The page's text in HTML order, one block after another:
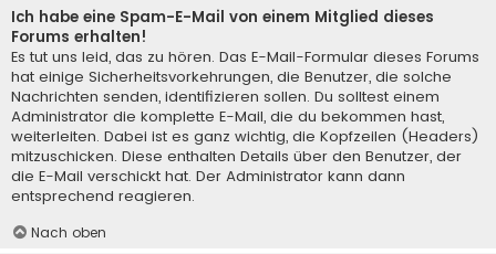
Ich habe eine Spam-E-Mail von einem Mitglied dieses
Forums erhalten!
Es tut uns leid, das zu hören. Das E-Mail-Formular dieses Forums
hat einige Sicherheitsvorkehrungen, die Benutzer, die solche
Nachrichten senden, identifizieren sollen. Du solltest einem
Administrator die komplette E-Mail, die du bekommen hast,
weiterleiten. Dabei ist es ganz wichtig, die Kopfzeilen (Headers)
mitzuschicken. Diese enthalten Details über den Benutzer, der
die E-Mail verschickt hat. Der Administrator kann dann
entsprechend reagieren.
Nach oben